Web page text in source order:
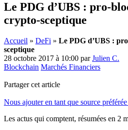
Le PDG d’UBS : pro-
crypto-sceptique
Accueil » DeFi » Le PDG d’UBS :
sceptique
28 octobre 2017 à 10:00 parJulien C.
Blockchain Marchés Financiers
Partager cet article
Nous ajouter en tant que source
Les actus qui comptent, résumées en 2